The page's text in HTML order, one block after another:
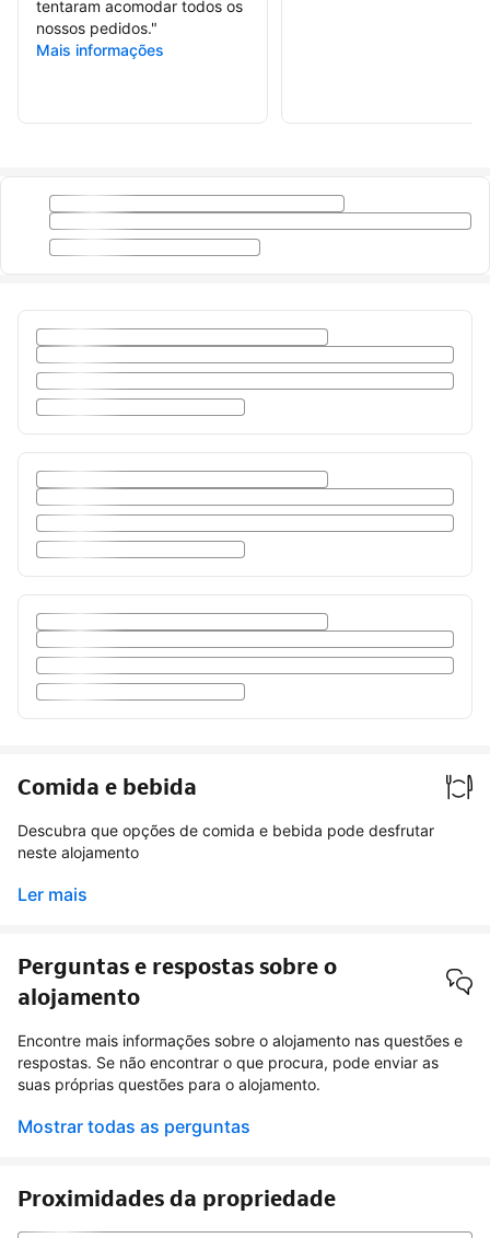
tentaram acomodar todos os
nossos pedidos."
Mais informações
Comida e bebida
Descubra que opções de comida e bebida pode desfrutar
neste alojamento
Ler mais
Perguntas e respostas sobre o
alojamento
Encontre mais informações sobre o alojamento nas questões e
respostas. Se não encontrar o que procura, pode enviar as
suas próprias questões para o alojamento.
Mostrar todas as perguntas
Proximidades da propriedade